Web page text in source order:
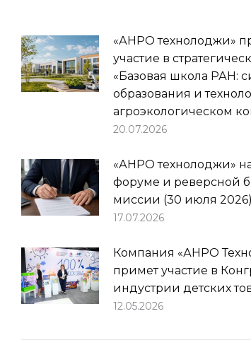
«АНРО технолоджи»
участие в
«Базовая школа РАН:
образования и
агроэкологическом
20.07.2026
«АНРО технолоджи»
форуме и реверсной
миссии (30 июля 2026)
17.07.2026
Компания «АНРО
примет участие в
индустрии детских
12.05.2026